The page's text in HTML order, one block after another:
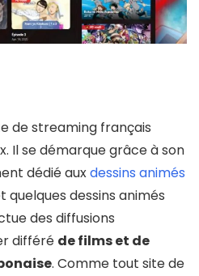
de streaming français
Il se démarque grâce à son
dédié auxdessins animés
quelques dessins animés
des diffusions
différé de films et de
. Comme tout site de